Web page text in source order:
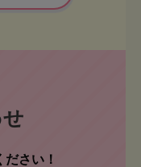
さい！